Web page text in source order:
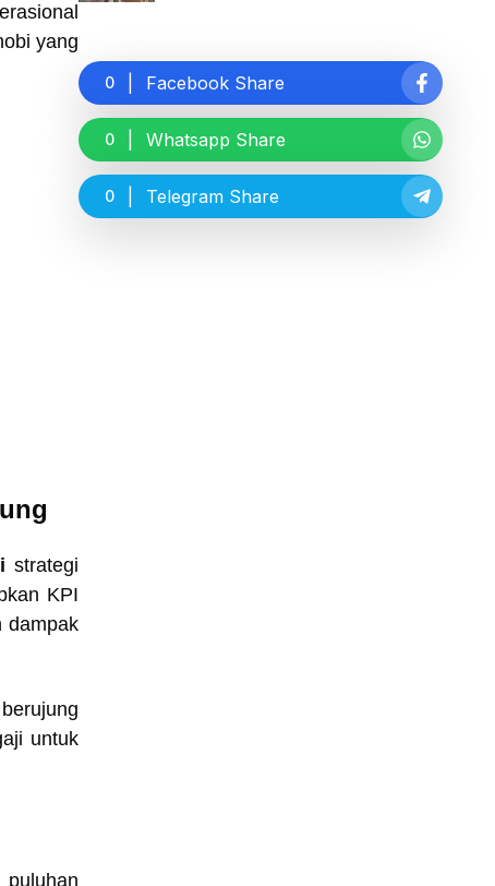
yang
strategi
KPI
dampak
untuk
puluhan
0 Facebook Share
0 Whatsapp Share
0 Telegram Share